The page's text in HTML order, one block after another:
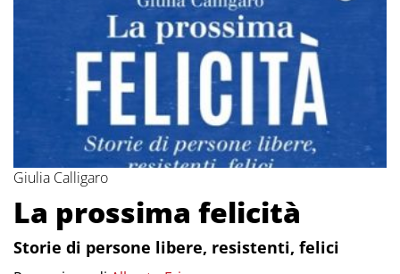
Giulia Calligaro
La prossima felicità
Storie di persone libere, resistenti, felici